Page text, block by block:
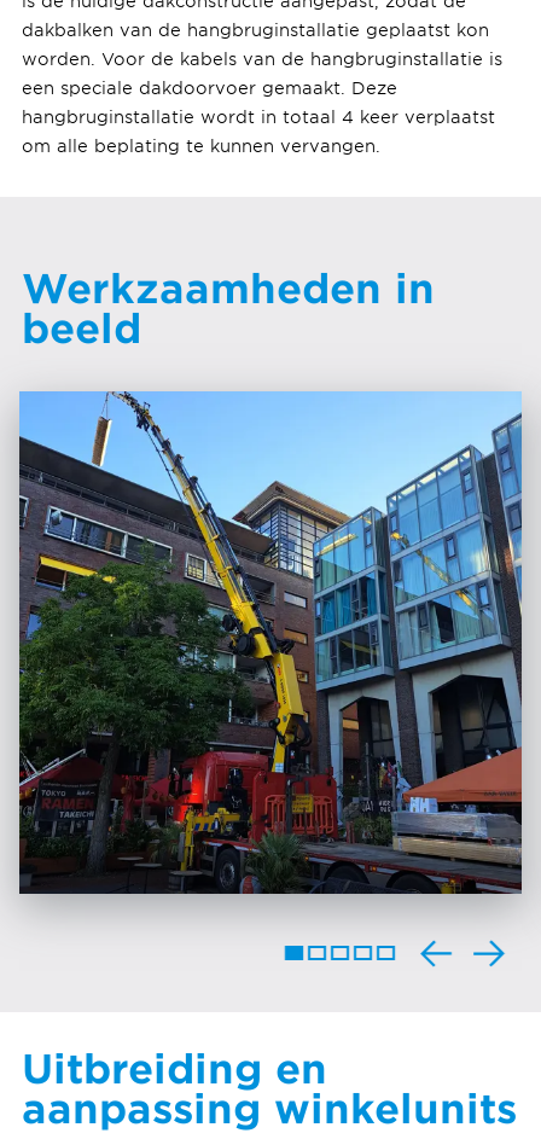
dakbalken van de hangbruginstallatie geplaatst kon
worden. Voor de kabels van de hangbruginstallatie is
een speciale dakdoorvoer gemaakt. Deze
hangbruginstallatie wordt in totaal 4 keer verplaatst
om alle beplating te kunnen vervangen.
Werkzaamheden in
beeld
Uitbreiding en
aanpassing winkelunits